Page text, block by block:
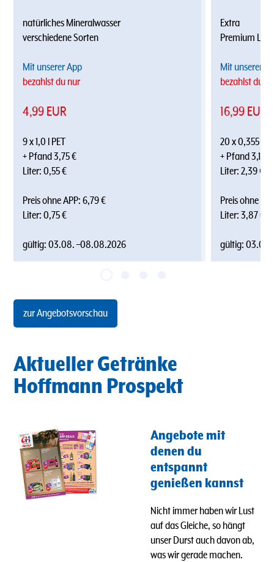
natürliches Mineralwasser
verschiedene Sorten
Mit unserer App
bezahlst du nur
4,99 EUR
9 x 1,0 l PET
+ Pfand 3,75 €
Liter: 0,55 €
Preis ohne APP: 6,79 €
Liter: 0,75 €
gültig: 03.08. –08.08.2026
Extra
Premium
Mit unserer
bezahlst du
16,99 EUR
20 x 0,355 l
+ Pfand 3,10 €
Liter: 2,39 €
Preis ohne
Liter: 3,87 €
gültig:03.08.
zur Angebotsvorschau
Aktueller Getränke
Hoffmann Prospekt
Angebote mit
denen du
entspannt
genießen kannst
Nicht immer haben wir Lust
auf das Gleiche, so hängt
unser Durst auch davon ab,
was wir gerade machen.